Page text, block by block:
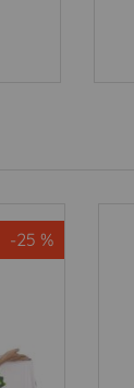
-25 %